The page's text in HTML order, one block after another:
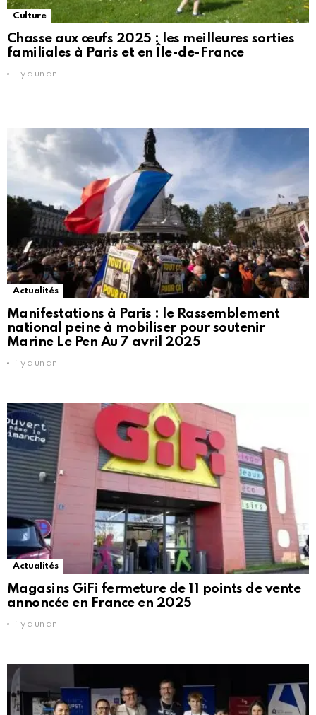
Culture
Chasse aux œufs 2025 : les meilleures sorties
familiales à Paris et en Île-de-France
il y a un an
Actualités
Manifestations à Paris : le Rassemblement
national peine à mobiliser pour soutenir
Marine Le Pen Au 7 avril 2025
il y a un an
Actualités
Magasins GiFi fermeture de 11 points de vente
annoncée en France en 2025
il y a un an